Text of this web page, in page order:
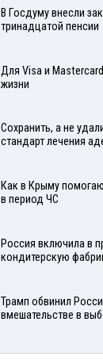
В Госдуму внесли
тринадцатой пенсии
Для Visа и
жизни
Сохранить, а не
стандарт лечения
Как в Крыму
в период ЧС
Россия включила в
кондитерскую
Трамп обвинил
вмешательстве в